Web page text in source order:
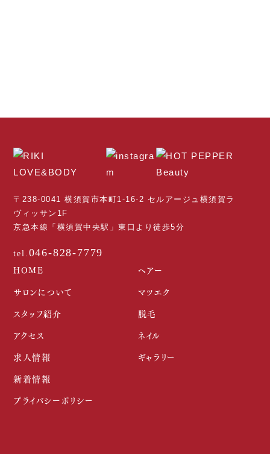
〒238-0041 横須賀市本町1-16-2 セルアージュ横須賀ラ
ヴィッサン1F
京急本線「横須賀中央駅」東口より徒歩5分
046-828-7779
HOME
サロンについて
スタッフ紹介
アクセス
求人情報
新着情報
プライバシーポリシー
ヘアー
マツエク
脱毛
ネイル
ギャラリー